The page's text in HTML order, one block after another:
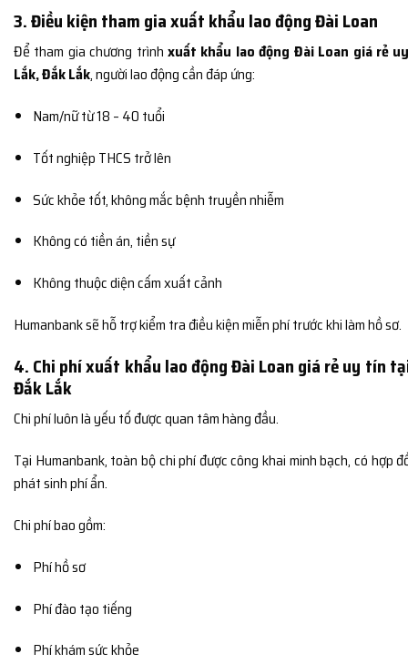
3. Điều kiện tham gia xuất khẩu lao động Đài Loan
Để tham gia chương trìnhxuất khẩu lao động Đài Loan giá rẻ
Lắk, Đắk Lắk, người lao động cần đáp ứng:
Nam/nữ từ 18 – 40 tuổi
Tốt nghiệp THCS trở lên
Sức khỏe tốt, không mắc bệnh truyền nhiễm
Không có tiền án, tiền sự
Không thuộc diện cấm xuất cảnh
Humanbank sẽ hỗ trợ kiểm tra điều kiện miễn phí trước khi làm hồ sơ.
4. Chi phí xuất khẩu lao động Đài Loan giá rẻ uy tín
Đắk Lắk
Chi phí luôn là yếu tố được quan tâm hàng đầu.
Tại Humanbank, toàn bộ chi phí được công khai minh bạch, có hợp
phát sinh phí ẩn.
Chi phí bao gồm:
Phí hồ sơ
Phí đào tạo tiếng
Phí khám sức khỏe